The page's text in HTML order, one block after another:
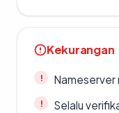
Kekurangan
Nameserver
Selalu